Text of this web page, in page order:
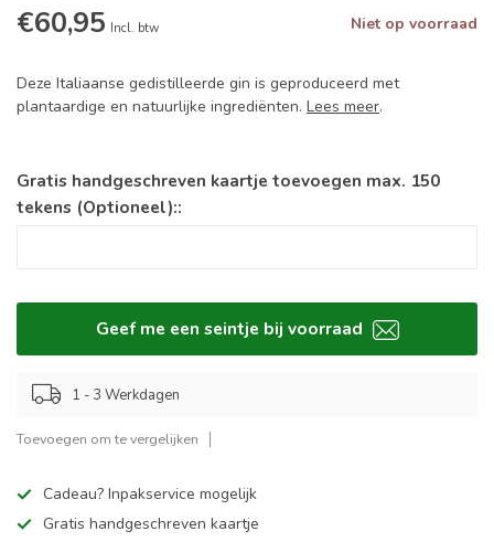
€60,95 Incl. btw Niet op voorraad
Deze Italiaanse gedistilleerde gin is geproduceerd met
plantaardige en natuurlijke ingrediënten. Lees meer.
Gratis handgeschreven kaartje toevoegen max. 150
tekens (Optioneel)::
Geef me een seintje bij voorraad
1 - 3 Werkdagen
Toevoegen om te vergelijken
Cadeau? Inpakservice mogelijk
Gratis handgeschreven kaartje